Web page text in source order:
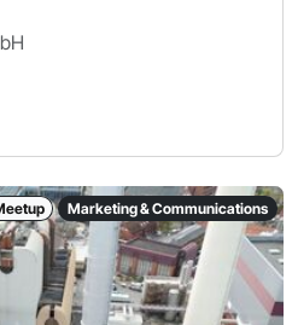
Marketing & Communications